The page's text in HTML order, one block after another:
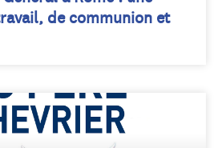
de communion et